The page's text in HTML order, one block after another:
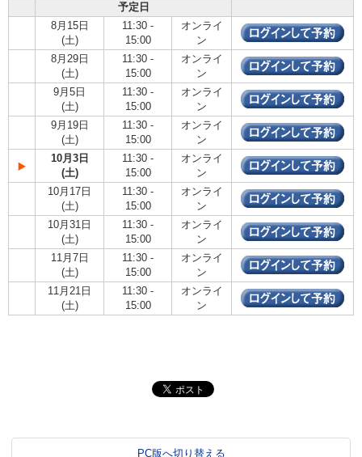
予定日
8月15日
(土)
11:30 -
15:00
オンライ
ン
8月29日
(土)
11:30 -
15:00
オンライ
ン
9月5日
(土)
11:30 -
15:00
オンライ
ン
9月19日
(土)
11:30 -
15:00
オンライ
ン
10月3日
(土)
11:30 -
15:00
オンライ
ン
10月17日
(土)
11:30 -
15:00
オンライ
ン
10月31日
(土)
11:30 -
15:00
オンライ
ン
11月7日
(土)
11:30 -
15:00
オンライ
ン
11月21日
(土)
11:30 -
15:00
オンライ
ン
PC版へ切り替える